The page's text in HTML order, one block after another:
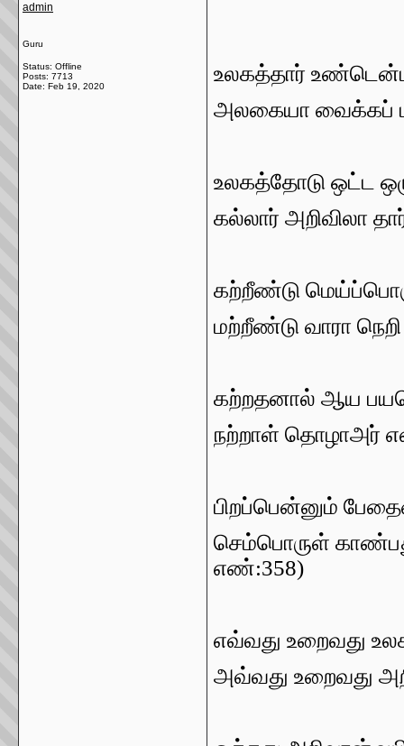
admin
Guru
Status: Offline
Posts: 7713
Date: Feb 19, 2020
உலகத்தார்
அலகையா வைக்கப்
உலகத்தோடு ஒட்ட
கல்லார் அறிவிலா
கற்றீண்டு
மற்றீண்டு வாரா
கற்றதனால் ஆய
நற்றாள் தொழாஅர்
பிறப்பென்னும்
செம்பொருள்
எண்:358)
எவ்வது உறைவது
அவ்வது உறைவது